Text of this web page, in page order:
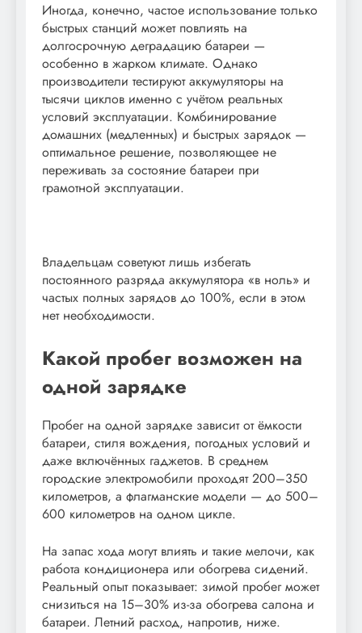
Иногда, конечно, частое использование только
быстрых станций может повлиять на
долгосрочную деградацию батареи —
особенно в жарком климате. Однако
производители тестируют аккумуляторы на
тысячи циклов именно с учётом реальных
условий эксплуатации. Комбинирование
домашних (медленных) и быстрых зарядок —
оптимальное решение, позволяющее не
переживать за состояние батареи при
грамотной эксплуатации.
Владельцам советуют лишь избегать
постоянного разряда аккумулятора «в ноль» и
частых полных зарядов до 100%, если в этом
нет необходимости.
Какой пробег возможен на
одной зарядке
Пробег на одной зарядке зависит от ёмкости
батареи, стиля вождения, погодных условий и
даже включённых гаджетов. В среднем
городские электромобили проходят 200–350
километров, а флагманские модели — до 500–
600 километров на одном цикле.
На запас хода могут влиять и такие мелочи, как
работа кондиционера или обогрева сидений.
Реальный опыт показывает: зимой пробег может
снизиться на 15–30% из-за обогрева салона и
батареи. Летний расход, напротив, ниже.